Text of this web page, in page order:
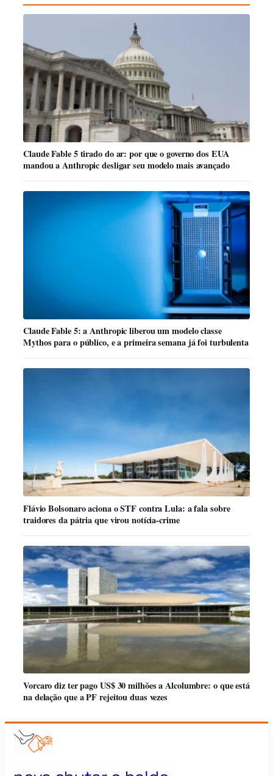
Claude Fable 5 tirado do ar: por que o governo dos EUA
mandou a Anthropic desligar seu modelo mais avançado
Claude Fable 5: a Anthropic liberou um modelo classe
Mythos para o público, e a primeira semana já foi turbulenta
Flávio Bolsonaro aciona o STF contra Lula: a fala sobre
traidores da pátria que virou notícia-crime
Vorcaro diz ter pago US$ 30 milhões a Alcolumbre: o que está
na delação que a PF rejeitou duas vezes